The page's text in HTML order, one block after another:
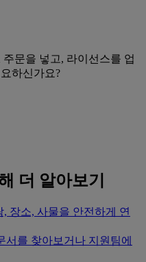
문을 넣고, 라이선스를 업
하신가요?
더 알아보기
, 장소, 사물을 안전하게 연
서를 찾아보거나 지원팀에